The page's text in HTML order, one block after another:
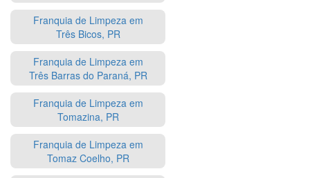
Franquia de Limpeza em
Três Bicos, PR
Franquia de Limpeza em
Três Barras do Paraná, PR
Franquia de Limpeza em
Tomazina, PR
Franquia de Limpeza em
Tomaz Coelho, PR